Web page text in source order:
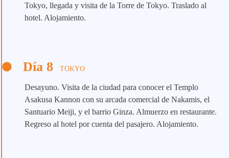
Tokyo, llegada y visita de la Torre de Tokyo. Traslado al
hotel. Alojamiento.
Día 8 TOKYO
Desayuno. Visita de la ciudad para conocer el Templo
Asakusa Kannon con su arcada comercial de Nakamis, el
Santuario Meiji, y el barrio Ginza. Almuerzo en restaurante.
Regreso al hotel por cuenta del pasajero. Alojamiento.